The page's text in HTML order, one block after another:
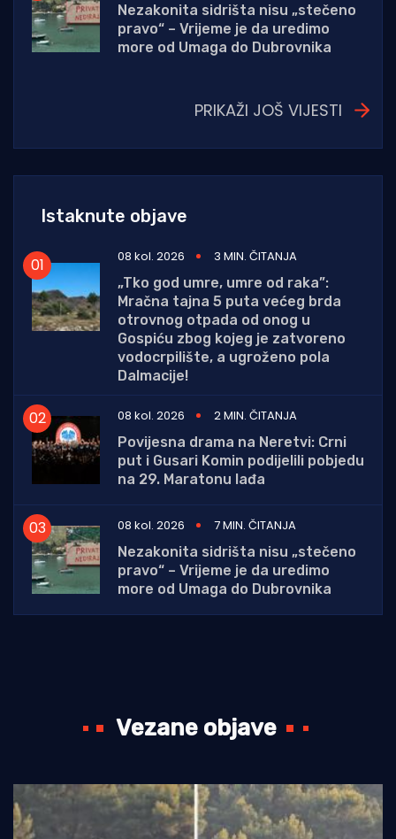
Nezakonita sidrišta nisu „stečeno
pravo“ – Vrijeme je da uredimo
more od Umaga do Dubrovnika
PRIKAŽI JOŠ VIJESTI
Istaknute objave
08 kol. 2026
3 MIN. ČITANJA
„Tko god umre, umre od raka”:
Mračna tajna 5 puta većeg brda
otrovnog otpada od onog u
Gospiću zbog kojeg je zatvoreno
vodocrpilište, a ugroženo pola
Dalmacije!
08 kol. 2026
2 MIN. ČITANJA
Povijesna drama na Neretvi: Crni
put i Gusari Komin podijelili pobjedu
na 29. Maratonu lađa
08 kol. 2026
7 MIN. ČITANJA
Nezakonita sidrišta nisu „stečeno
pravo“ – Vrijeme je da uredimo
more od Umaga do Dubrovnika
Vezane objave